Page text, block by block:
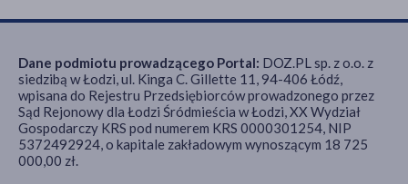
Dane podmiotu prowadzącego Portal: DOZ.PL sp. z o.o. z
siedzibą w Łodzi, ul. Kinga C. Gillette 11, 94-406 Łódź,
wpisana do Rejestru Przedsiębiorców prowadzonego przez
Sąd Rejonowy dla Łodzi Śródmieścia w Łodzi, XX Wydział
Gospodarczy KRS pod numerem KRS 0000301254, NIP
5372492924, o kapitale zakładowym wynoszącym 18 725
000,00 zł.